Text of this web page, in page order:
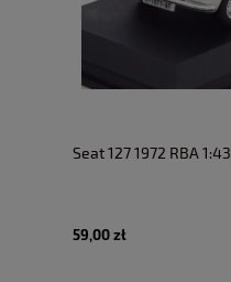
Seat 127 1972 RBA 1:43
59,00 zł